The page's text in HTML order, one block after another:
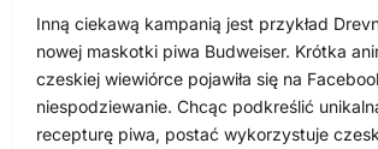
Inną ciekawą kampanią jest przykład
nowej maskotki piwa Budweiser. Krótka
czeskiej wiewiórce pojawiła się na
niespodziewanie. Chcąc podkreślić
recepturę piwa, postać wykorzystuje